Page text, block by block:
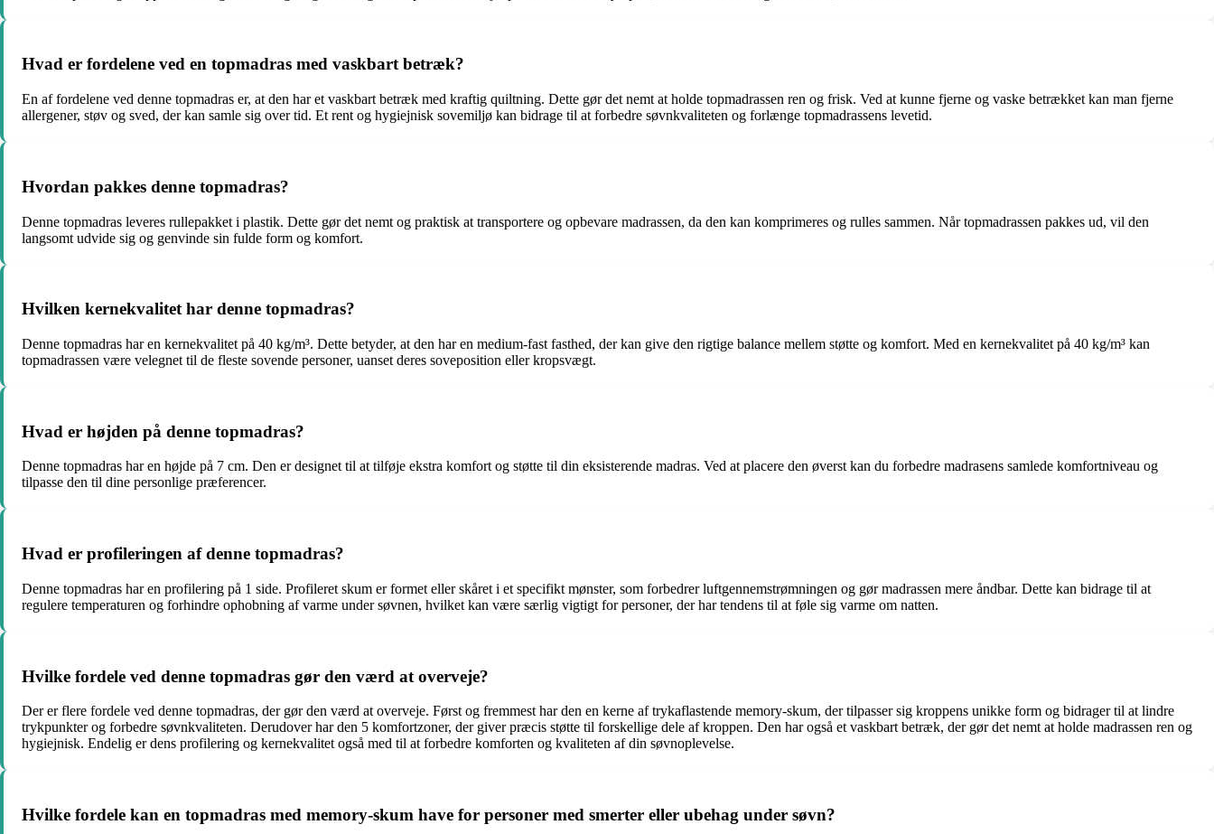
Hvad er fordelene ved en topmadras med vaskbart betræk?
En af fordelene ved denne topmadras er, at den har et vaskbart betræk med kraftig quiltning. Dette gør det nemt at holde topmadrassen ren og frisk. Ved at kunne fjerne og vaske betrækket kan man fjerne
allergener, støv og sved, der kan samle sig over tid. Et rent og hygiejnisk sovemiljø kan bidrage til at forbedre søvnkvaliteten og forlænge topmadrassens levetid.
Hvordan pakkes denne topmadras?
Denne topmadras leveres rullepakket i plastik. Dette gør det nemt og praktisk at transportere og opbevare madrassen, da den kan komprimeres og rulles sammen. Når topmadrassen pakkes ud, vil den
langsomt udvide sig og genvinde sin fulde form og komfort.
Hvilken kernekvalitet har denne topmadras?
Denne topmadras har en kernekvalitet på 40 kg/m³. Dette betyder, at den har en medium-fast fasthed, der kan give den rigtige balance mellem støtte og komfort. Med en kernekvalitet på 40 kg/m³ kan
topmadrassen være velegnet til de fleste sovende personer, uanset deres soveposition eller kropsvægt.
Hvad er højden på denne topmadras?
Denne topmadras har en højde på 7 cm. Den er designet til at tilføje ekstra komfort og støtte til din eksisterende madras. Ved at placere den øverst kan du forbedre madrasens samlede komfortniveau og
tilpasse den til dine personlige præferencer.
Hvad er profileringen af denne topmadras?
Denne topmadras har en profilering på 1 side. Profileret skum er formet eller skåret i et specifikt mønster, som forbedrer luftgennemstrømningen og gør madrassen mere åndbar. Dette kan bidrage til at
regulere temperaturen og forhindre ophobning af varme under søvnen, hvilket kan være særlig vigtigt for personer, der har tendens til at føle sig varme om natten.
Hvilke fordele ved denne topmadras gør den værd at overveje?
Der er flere fordele ved denne topmadras, der gør den værd at overveje. Først og fremmest har den en kerne af trykaflastende memory-skum, der tilpasser sig kroppens unikke form og bidrager til at lindre
trykpunkter og forbedre søvnkvaliteten. Derudover har den 5 komfortzoner, der giver præcis støtte til forskellige dele af kroppen. Den har også et vaskbart betræk, der gør det nemt at holde madrassen ren og
hygiejnisk. Endelig er dens profilering og kernekvalitet også med til at forbedre komforten og kvaliteten af din søvnoplevelse.
Hvilke fordele kan en topmadras med memory-skum have for personer med smerter eller ubehag under søvn?